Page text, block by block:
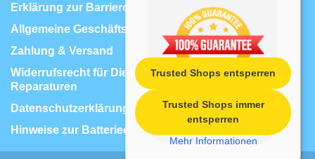
Erklärung zur Barrierefreiheit
Allgemeine Geschäftsbedingungen
Zahlung & Versand
Widerrufsrecht für Dienstleistungen, z.B.
Reparaturen
Datenschutzerklärung
Hinweise zur Batterieentsorgung
Trusted Shops entsperren
Trusted Shops immer
entsperren
Mehr Informationen